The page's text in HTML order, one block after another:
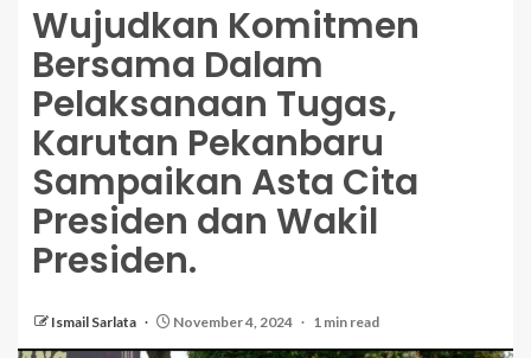
Wujudkan Komitmen
Bersama Dalam
Pelaksanaan Tugas,
Karutan Pekanbaru
Sampaikan Asta Cita
Presiden dan Wakil
Presiden.
Ismail Sarlata November 4, 2024 1 min read